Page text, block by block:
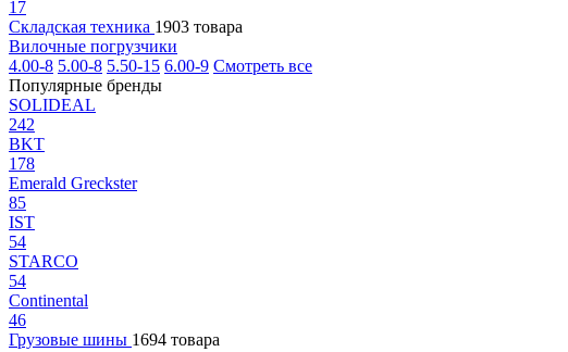
17
Складская техника 1903 товара
Вилочные погрузчики
4.00-8 5.00-8 5.50-15 6.00-9 Смотреть все
Популярные бренды
SOLIDEAL
242
BKT
178
Emerald Greckster
85
IST
54
STARCO
54
Continental
46
Грузовые шины 1694 товара